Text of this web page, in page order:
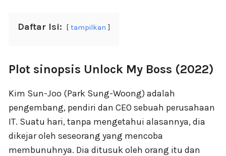
Daftar Isi: tampilkan
Plot sinopsis Unlock My Boss (2022)
Kim Sun-Joo (Park Sung-Woong) adalah
pengembang, pendiri dan CEO sebuah perusahaan
IT. Suatu hari, tanpa mengetahui alasannya, dia
dikejar oleh seseorang yang mencoba
membunuhnya. Dia ditusuk oleh orang itu dan